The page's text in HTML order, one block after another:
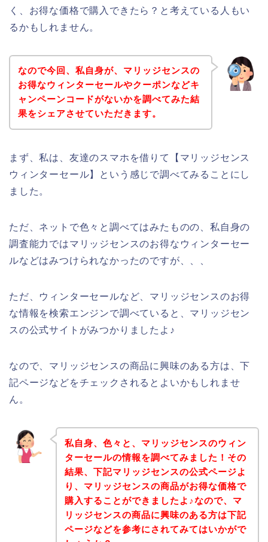
く、お得な価格で購入できたら？と考えている人もい
るかもしれません。
なので今回、私自身が、マリッジセンスの
お得なウィンターセールやクーポンなどキ
ャンペーンコードがないかを調べてみた結
果をシェアさせていただきます。
まず、私は、友達のスマホを借りて【マリッジセンス
ウィンターセール】という感じで調べてみることにし
ました。
ただ、ネットで色々と調べてはみたものの、私自身の
調査能力ではマリッジセンスのお得なウィンターセー
ルなどはみつけられなかったのですが、、、
ただ、ウィンターセールなど、マリッジセンスのお得
な情報を検索エンジンで調べていると、マリッジセン
スの公式サイトがみつかりましたよ♪
なので、マリッジセンスの商品に興味のある方は、下
記ページなどをチェックされるとよいかもしれませ
ん。
私自身、色々と、マリッジセンスのウィン
ターセールの情報を調べてみました！その
結果、下記マリッジセンスの公式ページよ
り、マリッジセンスの商品がお得な価格で
購入することができましたよ♪なので、マ
リッジセンスの商品に興味のある方は下記
ページなどを参考にされてみてはいかがで